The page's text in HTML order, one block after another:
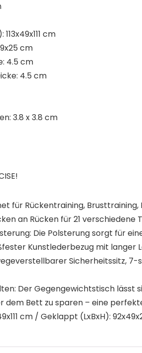
cm
cm
4.5 cm
4.5 cm
3.8 x 3.8 cm
für Rückentraining,
an Rücken für 21 verschiedene
Die Polsterung sorgt für
Kunstlederbezug mit langer
Sicherheitssitz,
Der Gegengewichtstisch
Bett zu sparen – eine
cm / Geklappt (LxBxH):